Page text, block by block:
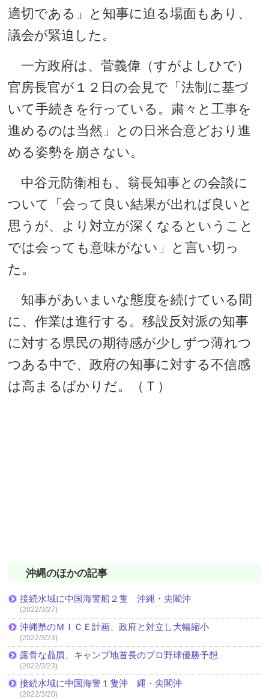
適切である」と知事に迫る場面もあり、
議会が緊迫した。
一方政府は、菅義偉（すがよしひで）
官房長官が１２日の会見で「法制に基づ
いて手続きを行っている。粛々と工事を
進めるのは当然」との日米合意どおり進
める姿勢を崩さない。
中谷元防衛相も、翁長知事との会談に
ついて「会って良い結果が出れば良いと
思うが、より対立が深くなるということ
では会っても意味がない」と言い切っ
た。
知事があいまいな態度を続けている間
に、作業は進行する。移設反対派の知事
に対する県民の期待感が少しずつ薄れつ
つある中で、政府の知事に対する不信感
は高まるばかりだ。（Ｔ）
沖縄のほかの記事
接続水域に中国海警船２隻 沖縄・尖閣沖
(2022/3/27)
沖縄県のＭＩＣＥ計画、政府と対立し大幅縮小
(2022/3/23)
露骨な贔屓、キャンプ地首長のプロ野球優勝予想
(2022/3/23)
接続水域に中国海警１隻沖 縄・尖閣沖
(2022/3/20)